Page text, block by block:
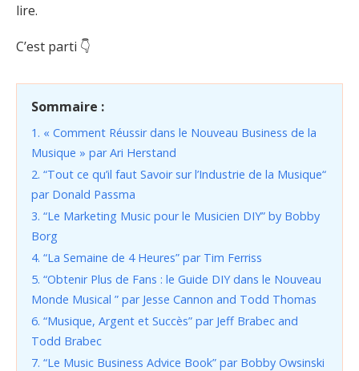
lire.
C’est parti 👇
Sommaire :
1. « Comment Réussir dans le Nouveau Business de la
Musique » par Ari Herstand
2. “Tout ce qu’il faut Savoir sur l’Industrie de la Musique“
par Donald Passma
3. “Le Marketing Music pour le Musicien DIY” by Bobby
Borg
4. “La Semaine de 4 Heures” par Tim Ferriss
5. “Obtenir Plus de Fans : le Guide DIY dans le Nouveau
Monde Musical ” par Jesse Cannon and Todd Thomas
6. “Musique, Argent et Succès” par Jeff Brabec and
Todd Brabec
7. “Le Music Business Advice Book” par Bobby Owsinski